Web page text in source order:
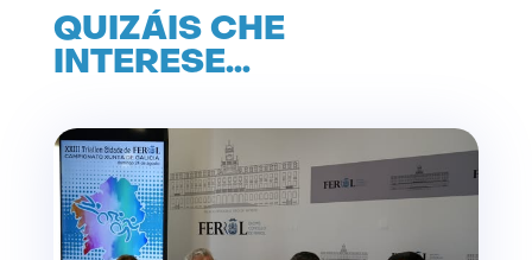
QUIZÁIS CHE
INTERESE…